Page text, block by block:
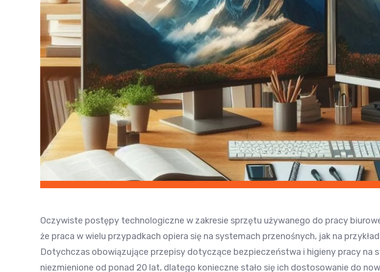
Oczywiste postępy technologiczne w zakresie sprzętu używanego do pracy
że praca w wielu przypadkach opiera się na systemach przenośnych, jak na
Dotychczas obowiązujące przepisy dotyczące bezpieczeństwa i higieny pracy na
niezmienione od ponad 20 lat, dlatego konieczne stało się ich dostosowanie do